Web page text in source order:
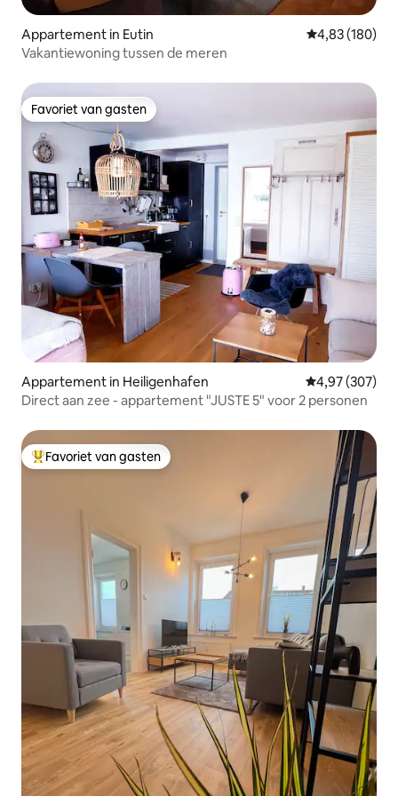
Appartement in Eutin Gemiddelde
4,83 (180)
Vakantiewoning tussen de meren
Favoriet van gasten
Favoriet van gasten
Appartement in Heiligenhafen Gemiddelde
4,97 (307)
Direct aan zee - appartement "JUSTE 5" voor 2 personen
Topfavoriet van gasten
Favoriet van gasten